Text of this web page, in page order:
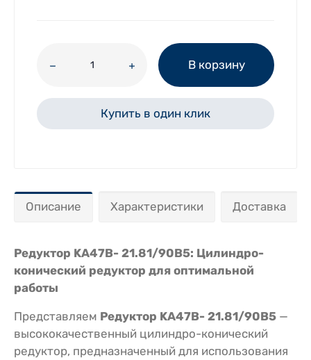
В корзину
Купить в один клик
Описание Характеристики Доставка
Редуктор KA47B- 21.81/90В5: Цилиндро-
конический редуктор для оптимальной
работы
Представляем Редуктор KA47B- 21.81/90В5 —
высококачественный цилиндро-конический
редуктор, предназначенный для использования